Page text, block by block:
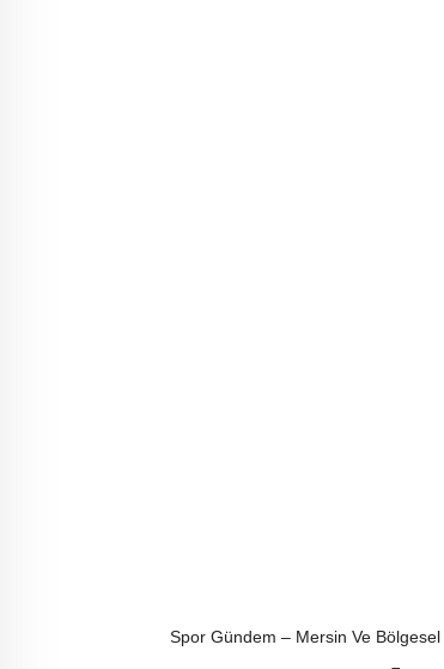
Spor Gündem – Mersin Ve